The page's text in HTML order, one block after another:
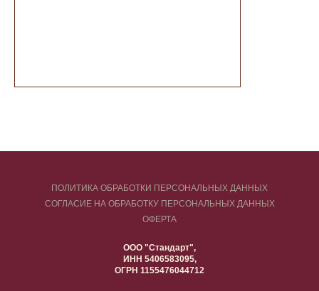
ПОЛИТИКА ОБРАБОТКИ ПЕРСОНАЛЬНЫХ ДАННЫХ
СОГЛАСИЕ НА ОБРАБОТКУ ПЕРСОНАЛЬНЫХ ДАННЫХ
ОФЕРТА
ООО "Стандарт",
ИНН 5406583095,
ОГРН 1155476044712